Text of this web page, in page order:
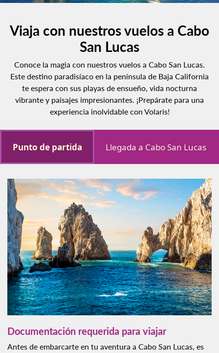
Viaja con nuestros vuelos a Cabo
San Lucas
Conoce la magia con nuestros vuelos a Cabo San Lucas.
Este destino paradisíaco en la península de Baja California
te espera con sus playas de ensueño, vida nocturna
vibrante y paisajes impresionantes. ¡Prepárate para una
experiencia inolvidable con Volaris!
Punto de partida Llegada a Cabo San Lucas
Documentación requerida para viajar
Antes de embarcarte en tu aventura a Cabo San Lucas, es